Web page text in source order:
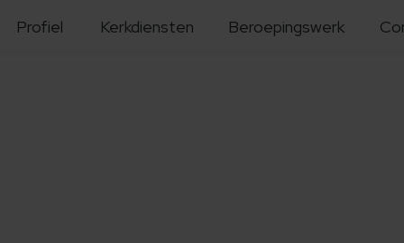
Profiel Kerkdiensten Beroepingswerk